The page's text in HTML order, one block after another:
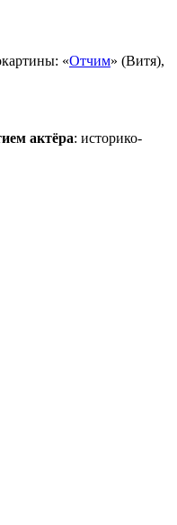
«Отчим» (Витя),
актёра: историко-